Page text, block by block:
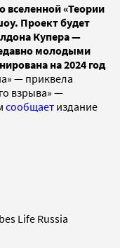
вселенной «Теории
Проект будет
Купера —
молодыми
на 2024 год
— приквела
взрыва» —
сообщает издание
Life Russia